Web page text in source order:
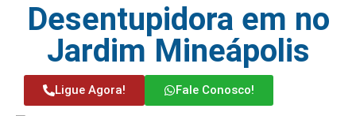
Desentupidora em no
Jardim Mineápolis
Ligue Agora! Fale Conosco!